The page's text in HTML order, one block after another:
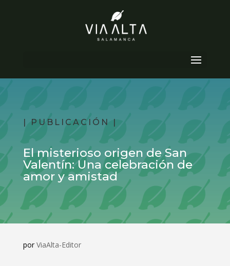
| PUBLICACIÓN |
El misterioso origen de San
Valentín: Una celebración de
amor y amistad
por ViaAlta-Editor